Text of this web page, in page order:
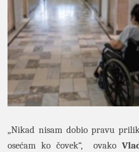
„Nikad nisam dobio pravu
osećam ko čovek“, ovako